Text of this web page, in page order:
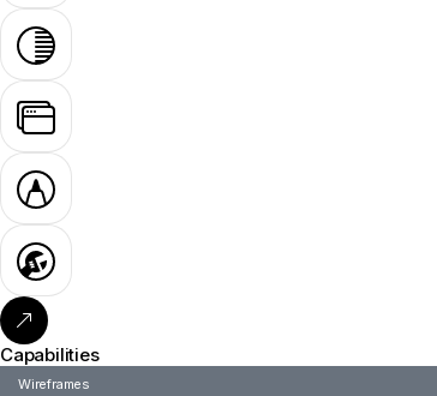
Capabilities
Wireframes